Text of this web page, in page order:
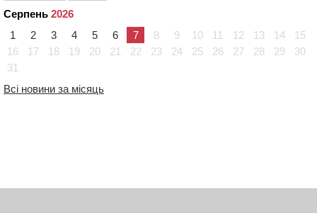
Серпень 2026
1
2 3 4 5 6 7 8 9 10 11 12 13 14
15
16
17 18 19 20 21 22 23 24 25 26 27 28 29
30
31
Всі новини за місяць